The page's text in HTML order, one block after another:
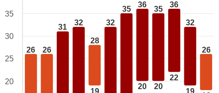
26 26
31
32
28
19
32
35
36
20
35
20
36
22
32
19
26
35
30
25
20